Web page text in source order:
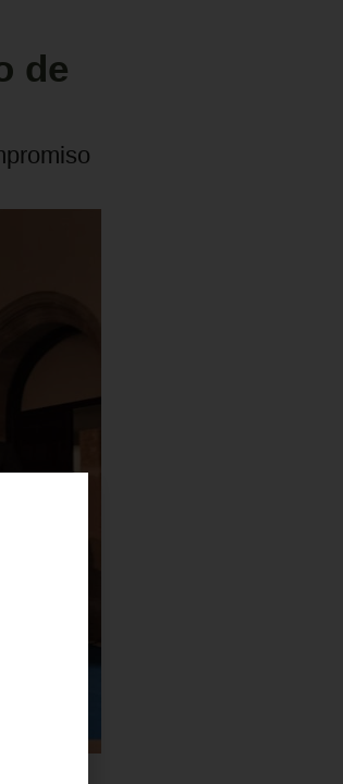
de